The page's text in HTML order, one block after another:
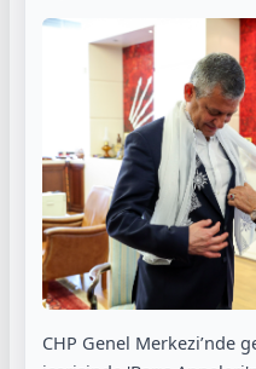
CHP Genel Merkezi’nde